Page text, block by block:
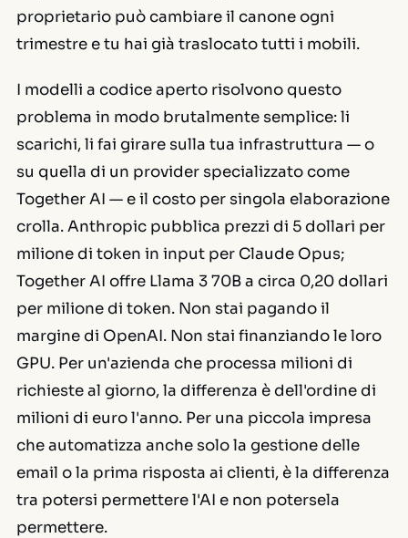
proprietario può cambiare il canone ogni
trimestre e tu hai già traslocato tutti i mobili.
I modelli a codice aperto risolvono questo
problema in modo brutalmente semplice: li
scarichi, li fai girare sulla tua infrastruttura — o
su quella di un provider specializzato come
Together AI — e il costo per singola elaborazione
crolla. Anthropic pubblica prezzi di 5 dollari per
milione di token in input per Claude Opus;
Together AI offre Llama 3 70B a circa 0,20 dollari
per milione di token. Non stai pagando il
margine di OpenAI. Non stai finanziando le loro
GPU. Per un'azienda che processa milioni di
richieste al giorno, la differenza è dell'ordine di
milioni di euro l'anno. Per una piccola impresa
che automatizza anche solo la gestione delle
email o la prima risposta ai clienti, è la differenza
tra potersi permettere l'AI e non potersela
permettere.